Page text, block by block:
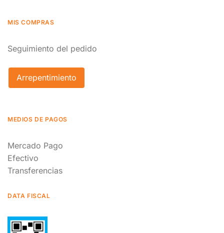
MIS COMPRAS
Seguimiento del pedido
Arrepentimiento
MEDIOS DE PAGOS
Mercado Pago
Efectivo
Transferencias
DATA FISCAL